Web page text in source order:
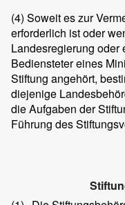
(4) Soweit es zur
erforderlich ist oder
Landesregierung oder
Bediensteter eines
Stiftung angehört,
diejenige
die Aufgaben der
Führung des